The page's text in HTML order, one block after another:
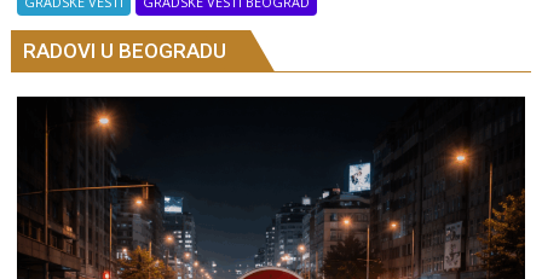
RADOVI U BEOGRADU